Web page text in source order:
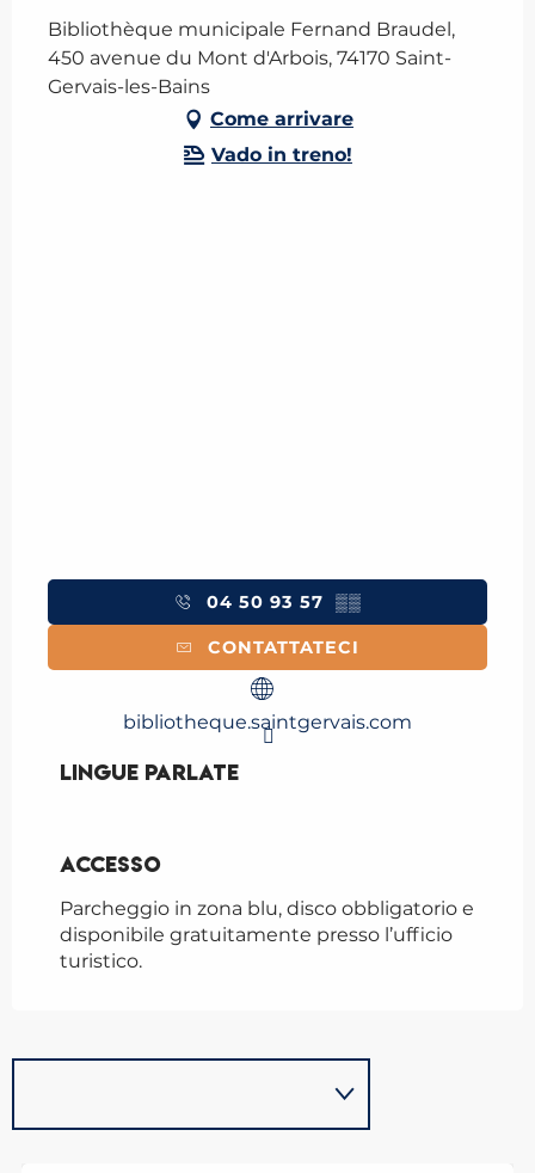
Bibliothèque municipale Fernand Braudel,
450 avenue du Mont d'Arbois, 74170 Saint-
Gervais-les-Bains
Come arrivare
Vado in treno!
04 50 93 57 ▒▒
CONTATTATECI
bibliotheque.saintgervais.com
Lingue parlate
Lingue parlate
Accesso
Accesso
Parcheggio in zona blu, disco obbligatorio e
disponibile gratuitamente presso l’ufficio
turistico.